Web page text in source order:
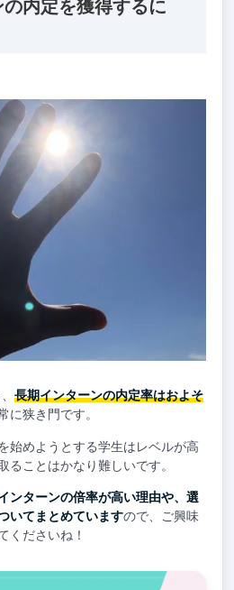
内定を獲得するに
長期インターンの内定率はおよそ
に狭き門です。
始めようとする学生はレベルが高
ることはかなり難しいです。
ンターンの倍率が高い理由や、選
いてまとめていますので、ご興味
くださいね！